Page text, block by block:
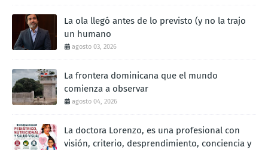
La ola llegó antes de lo previsto (y no la trajo
un humano
agosto 03, 2026
La frontera dominicana que el mundo
comienza a observar
agosto 04, 2026
La doctora Lorenzo, es una profesional con
visión, criterio, desprendimiento, conciencia y